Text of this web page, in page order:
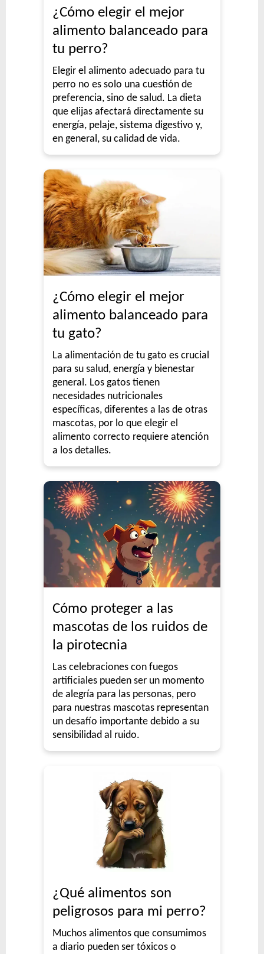
¿Cómo elegir el mejor
alimento balanceado para
tu perro?
Elegir el alimento adecuado para tu
perro no es solo una cuestión de
preferencia, sino de salud. La dieta
que elijas afectará directamente su
energía, pelaje, sistema digestivo y,
en general, su calidad de vida.
¿Cómo elegir el mejor
alimento balanceado para
tu gato?
La alimentación de tu gato es crucial
para su salud, energía y bienestar
general. Los gatos tienen
necesidades nutricionales
específicas, diferentes a las de otras
mascotas, por lo que elegir el
alimento correcto requiere atención
a los detalles.
Cómo proteger a las
mascotas de los ruidos de
la pirotecnia
Las celebraciones con fuegos
artificiales pueden ser un momento
de alegría para las personas, pero
para nuestras mascotas representan
un desafío importante debido a su
sensibilidad al ruido.
¿Qué alimentos son
peligrosos para mi perro?
Muchos alimentos que consumimos
a diario pueden ser tóxicos o